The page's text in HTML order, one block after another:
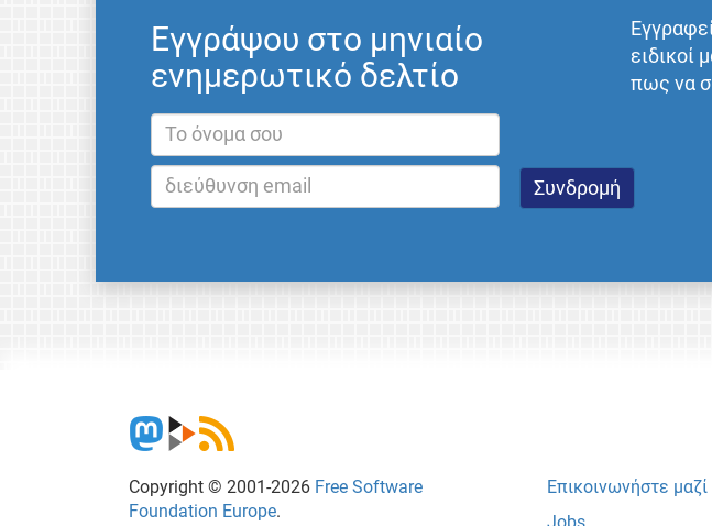
Εγγράψου στο μηνιαίο
ενημερωτικό δελτίο
ειδικοί
πως να
Copyright © 2001-2026 Free Software
Foundation Europe.
Επικοινωνήστε